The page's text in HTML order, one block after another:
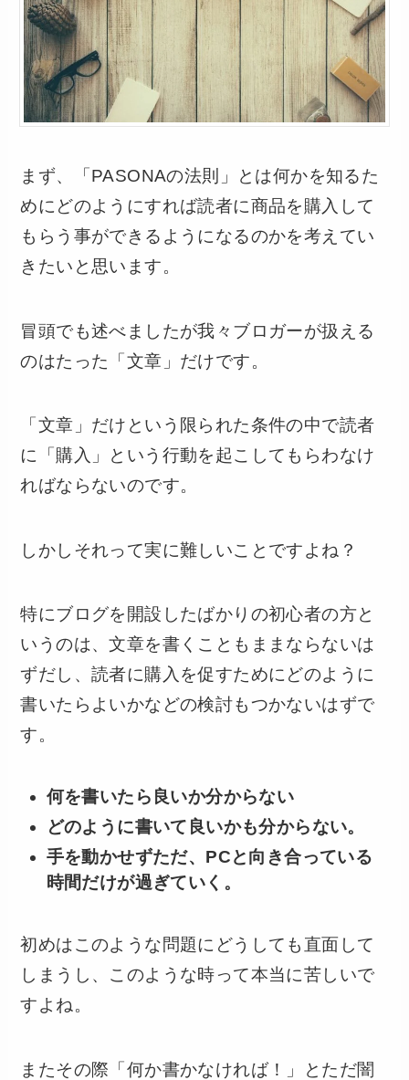
まず、「PASONAの法則」とは何かを知るた
めにどのようにすれば読者に商品を購入して
もらう事ができるようになるのかを考えてい
きたいと思います。
冒頭でも述べましたが我々ブロガーが扱える
のはたった「文章」だけです。
「文章」だけという限られた条件の中で読者
に「購入」という行動を起こしてもらわなけ
ればならないのです。
しかしそれって実に難しいことですよね？
特にブログを開設したばかりの初心者の方と
いうのは、文章を書くこともままならないは
ずだし、読者に購入を促すためにどのように
書いたらよいかなどの検討もつかないはずで
す。
何を書いたら良いか分からない
どのように書いて良いかも分からない。
手を動かせずただ、PCと向き合っている
時間だけが過ぎていく。
初めはこのような問題にどうしても直面して
しまうし、このような時って本当に苦しいで
すよね。
またその際「何か書かなければ！」とただ闇